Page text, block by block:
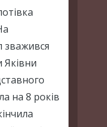
зважився
Яківни
на 8 років